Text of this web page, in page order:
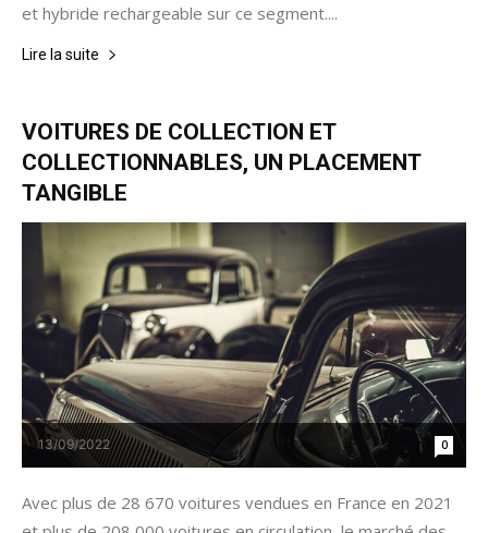
et hybride rechargeable sur ce segment....
Lire la suite
VOITURES DE COLLECTION ET
COLLECTIONNABLES, UN PLACEMENT
TANGIBLE
13/09/2022 0
Avec plus de 28 670 voitures vendues en France en 2021